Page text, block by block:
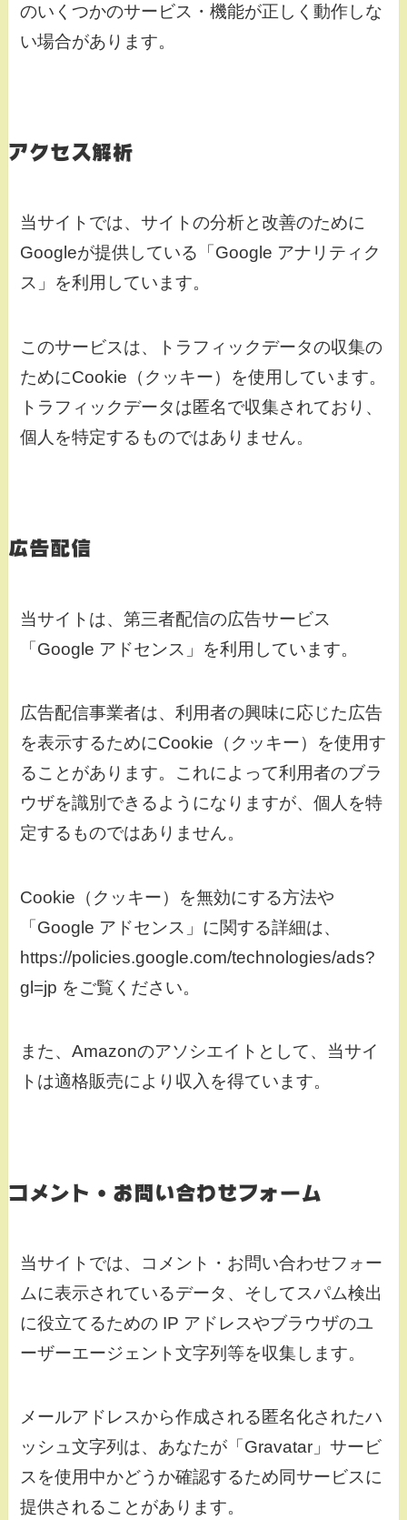
のいくつかのサービス・機能が正しく動作しな
い場合があります。
アクセス解析
当サイトでは、サイトの分析と改善のために
Googleが提供している「Google アナリティク
ス」を利用しています。
このサービスは、トラフィックデータの収集の
ためにCookie（クッキー）を使用しています。
トラフィックデータは匿名で収集されており、
個人を特定するものではありません。
広告配信
当サイトは、第三者配信の広告サービス
「Google アドセンス」を利用しています。
広告配信事業者は、利用者の興味に応じた広告
を表示するためにCookie（クッキー）を使用す
ることがあります。これによって利用者のブラ
ウザを識別できるようになりますが、個人を特
定するものではありません。
Cookie（クッキー）を無効にする方法や
「Google アドセンス」に関する詳細は、
https://policies.google.com/technologies/ads?
gl=jp をご覧ください。
また、Amazonのアソシエイトとして、当サイ
トは適格販売により収入を得ています。
コメント・お問い合わせフォーム
当サイトでは、コメント・お問い合わせフォー
ムに表示されているデータ、そしてスパム検出
に役立てるための IP アドレスやブラウザのユ
ーザーエージェント文字列等を収集します。
メールアドレスから作成される匿名化されたハ
ッシュ文字列は、あなたが「Gravatar」サービ
スを使用中かどうか確認するため同サービスに
提供されることがあります。